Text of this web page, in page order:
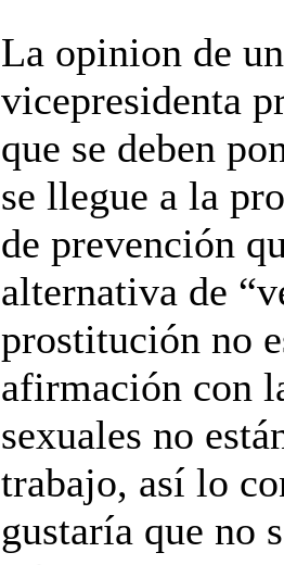
La opinion de
vicepresidenta
que se deben
se llegue a la
de prevención
alternativa de
prostitución no
afirmación con
sexuales no
trabajo, así lo
gustaría que no